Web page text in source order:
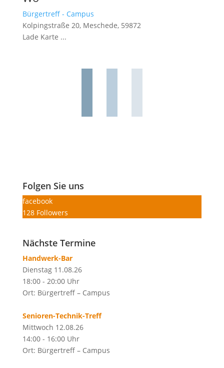
Bürgertreff - Campus
Kolpingstraße 20, Meschede, 59872
Lade Karte ...
Folgen Sie uns
facebook
128 Followers
Nächste Termine
Handwerk-Bar
Dienstag 11.08.26
18:00 - 20:00 Uhr
Ort: Bürgertreff – Campus
Senioren-Technik-Treff
Mittwoch 12.08.26
14:00 - 16:00 Uhr
Ort: Bürgertreff – Campus